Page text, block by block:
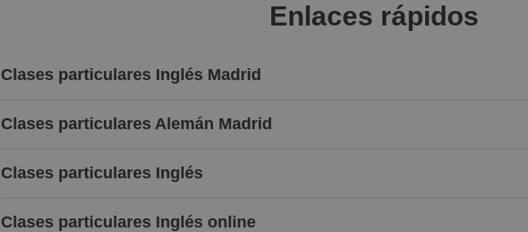
Enlaces rápidos
Clases particulares Inglés Madrid
Clases particulares Alemán Madrid
Clases particulares Inglés
Clases particulares Inglés online